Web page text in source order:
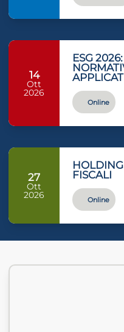
14
Ott
2026
ESG
Online
27
Ott
2026
FISCALI
Online